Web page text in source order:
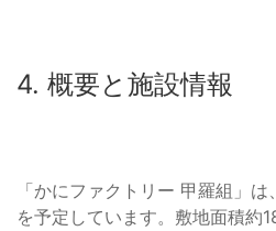
4. 概要と施設情報
「かにファクトリー 甲羅組」
を予定しています。敷地面積約